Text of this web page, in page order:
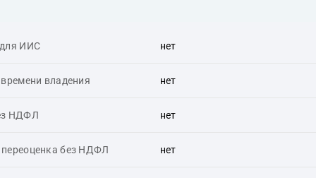
ИИС нет
владения нет
НДФЛ нет
без НДФЛ нет